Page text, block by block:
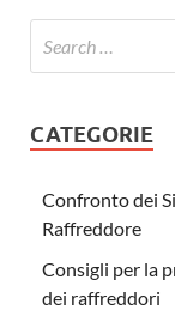
CATEGORIE
Confronto dei
Raffreddore
Consigli per la
dei raffreddori